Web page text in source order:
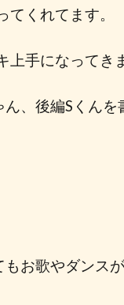
てくれてます。
上手になってき
、後編Sくんを
お歌やダンス